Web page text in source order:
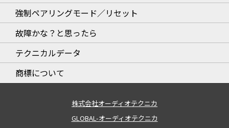
強制ペアリングモード／リセット
故障かな？と思ったら
テクニカルデータ
商標について
株式会社オーディオテクニカ
GLOBAL-オーディオテクニカ